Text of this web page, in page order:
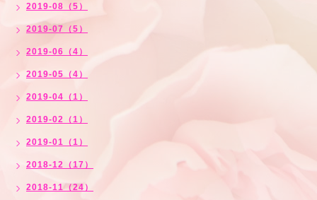
2019-08（5）
2019-07（5）
2019-06（4）
2019-05（4）
2019-04（1）
2019-02（1）
2019-01（1）
2018-12（17）
2018-11（24）